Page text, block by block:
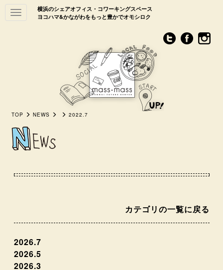
横浜のシェアオフィス・コワーキングスペース
ヨコハマ&かながわをもっと豊かでオモシロク
Toggle
navigation
TOP NEWS 2022.7
カテゴリの一覧に戻る
2026.7
2026.5
2026.3